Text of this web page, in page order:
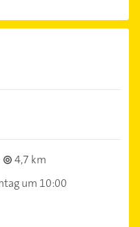
4,7 km
um 10:00